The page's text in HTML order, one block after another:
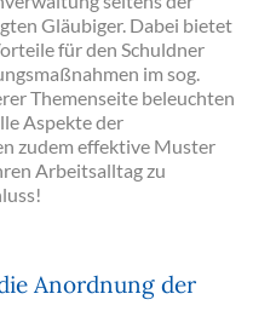
Gläubiger. Dabei bietet
für den Schuldner
im sog.
Themenseite beleuchten
Aspekte der
zudem effektive Muster
Arbeitsalltag zu
Anordnung der